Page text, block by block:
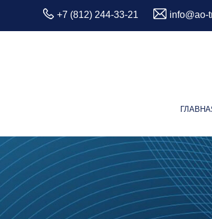
+7 (812) 244-33-21 info@ao-